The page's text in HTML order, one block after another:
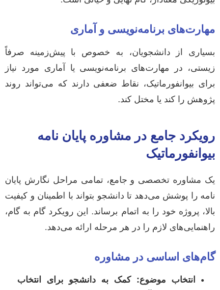
مهارت‌های برنامه‌نویسی و آماری
بسیاری از دانشجویان، به خصوص با پیش‌زمینه صرفاً
زیستی، در مهارت‌های برنامه‌نویسی یا آماری مورد نیاز
برای بیوانفورماتیک، نقاط ضعفی دارند که می‌تواند روند
پژوهش را کند یا مختل کند.
رویکرد جامع در مشاوره پایان نامه
بیوانفورماتیک
یک مشاوره تخصصی و جامع، تمامی مراحل نگارش پایان
نامه را پوشش می‌دهد تا دانشجو بتواند با اطمینان و کیفیت
بالا، پروژه خود را به اتمام برساند. این رویکرد گام به گام،
راهنمایی‌های لازم را در هر مرحله ارائه می‌دهد.
گام‌های اساسی در مشاوره
انتخاب موضوع: کمک به دانشجو برای انتخاب